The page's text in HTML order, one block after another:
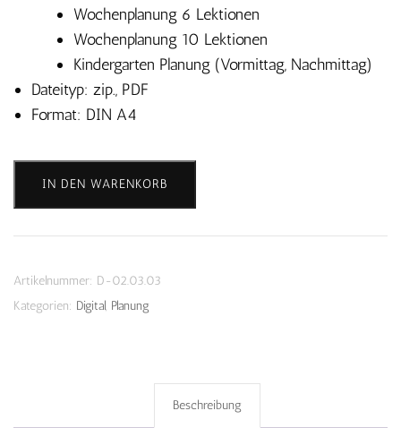
Wochenplanung 6 Lektionen
Wochenplanung 10 Lektionen
Kindergarten Planung (Vormittag, Nachmittag)
Dateityp: zip., PDF
Format: DIN A4
Planungsvorlagen
"Flower
minimal"
-
Menge
IN DEN WARENKORB
Artikelnummer: D-02.03.03
Kategorien: Digital, Planung
Beschreibung